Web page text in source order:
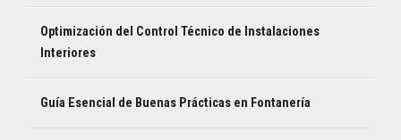
Optimización del Control Técnico de Instalaciones
Interiores
Guía Esencial de Buenas Prácticas en Fontanería